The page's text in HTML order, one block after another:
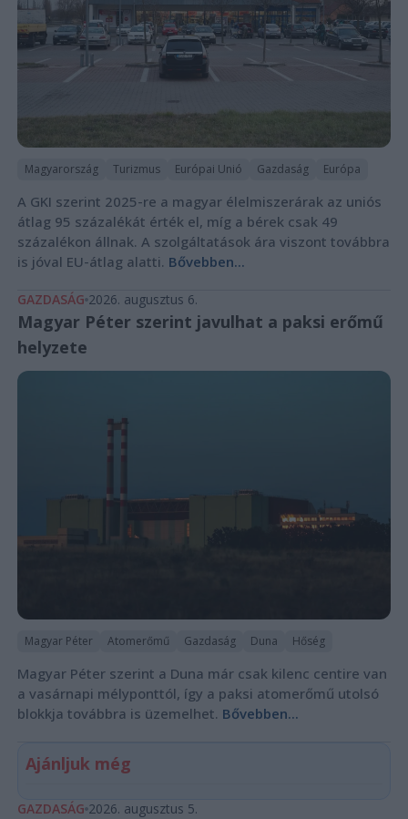
Magyarország Turizmus Európai Unió Gazdaság Európa
A GKI szerint 2025-re a magyar élelmiszerárak az uniós
átlag 95 százalékát érték el, míg a bérek csak 49
százalékon állnak. A szolgáltatások ára viszont továbbra
is jóval EU-átlag alatti. Bővebben...
GAZDASÁG 2026. augusztus 6.
Magyar Péter szerint javulhat a paksi erőmű
helyzete
Magyar Péter Atomerőmű Gazdaság Duna Hőség
Magyar Péter szerint a Duna már csak kilenc centire van
a vasárnapi mélyponttól, így a paksi atomerőmű utolsó
blokkja továbbra is üzemelhet. Bővebben...
Ajánljuk még
GAZDASÁG 2026. augusztus 5.